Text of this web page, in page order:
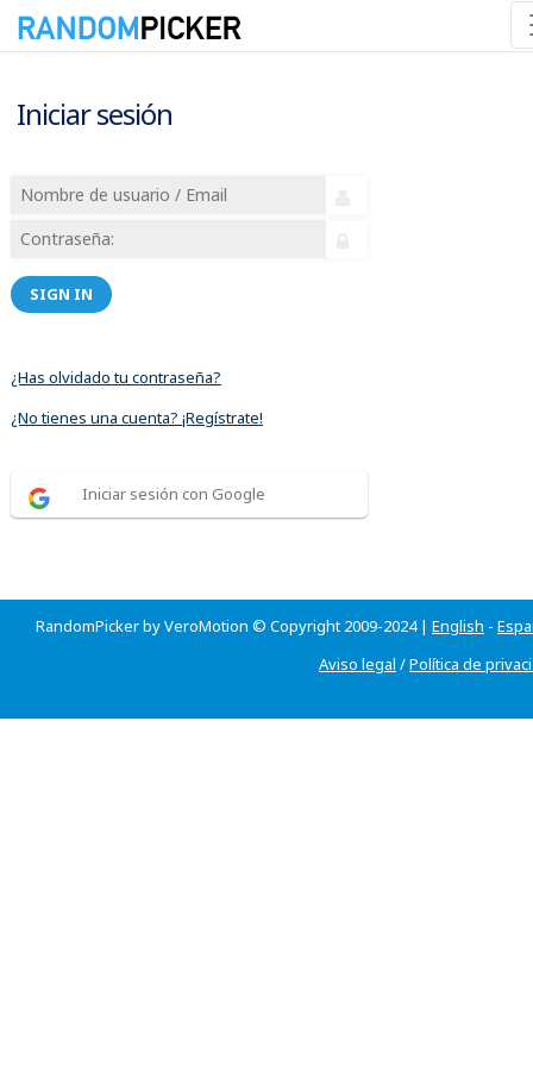
Iniciar sesión
SIGN IN
¿Has olvidado tu contraseña?
¿No tienes una cuenta? ¡Regístrate!
Iniciar sesión con Google
RandomPicker by VeroMotion © Copyright 2009-2024 | English -
Aviso legal /Política de